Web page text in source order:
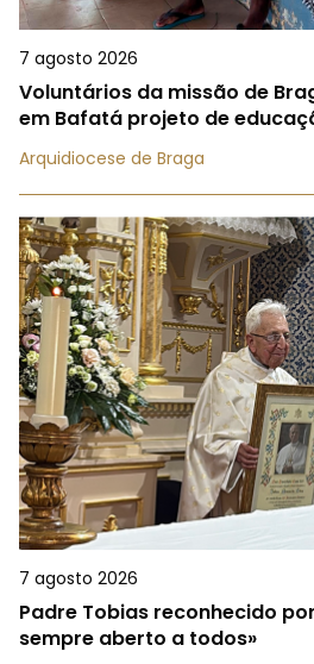
7 agosto 2026
Voluntários da missão de
em Bafatá projeto de
Arquidiocese de Braga
7 agosto 2026
Padre Tobias reconhecido
sempre aberto a todos»